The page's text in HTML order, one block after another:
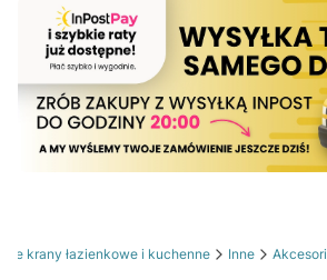
krany łazienkowe i kuchenne Inne